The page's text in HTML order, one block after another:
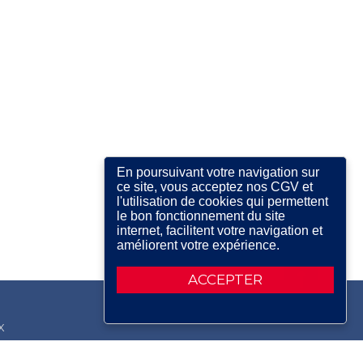
ACCEPTER
En poursuivant votre navigation sur
ce site, vous acceptez nos CGV et
l'utilisation de cookies qui permettent
le bon fonctionnement du site
internet, facilitent votre navigation et
améliorent votre expérience.